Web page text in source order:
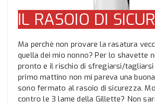
IL RASOIO DI
Ma perchè non provare la rasatura
quella dei mio nonno? Per lo shavette
pronto e il rischio di sfregiarsi/
primo mattino non mi pareva una
sono fermato al rasoio di sicurezza.
contro le 3 lame della Gillette? Non